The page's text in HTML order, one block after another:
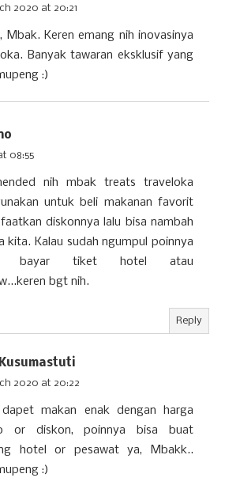
2020 at 20:21
Mbak. Keren emang nih inovasinya
Banyak tawaran eksklusif yang
:)
08:55
nih mbak treats traveloka
untuk beli makanan favorit
diskonnya lalu bisa nambah
kita. Kalau sudah ngumpul poinnya
bayar tiket hotel atau
bgt nih.
Reply
2020 at 20:22
makan enak dengan harga
or diskon, poinnya bisa buat
hotel or pesawat ya, Mbakk..
:)